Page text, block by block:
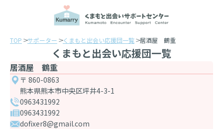
TOP サポーター くまもと出会い応援団一覧 居酒屋 鶴重
くまもと出会い応援団一覧
居酒屋 鶴重
〒 860-0863
熊本県熊本市中央区坪井4-3-1
0963431992
0963431992
dofixer8@gmail.com